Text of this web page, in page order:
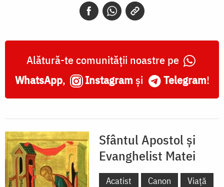
Alătură-te comunității noastre pe
WhatsApp, Instagram și Telegram!
Sfântul Apostol și
Evanghelist Matei
Acatist Canon
Viață